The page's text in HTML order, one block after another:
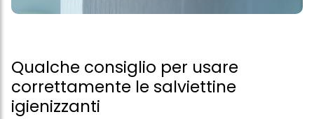
Qualche consiglio per usare
correttamente le salviettine
igienizzanti